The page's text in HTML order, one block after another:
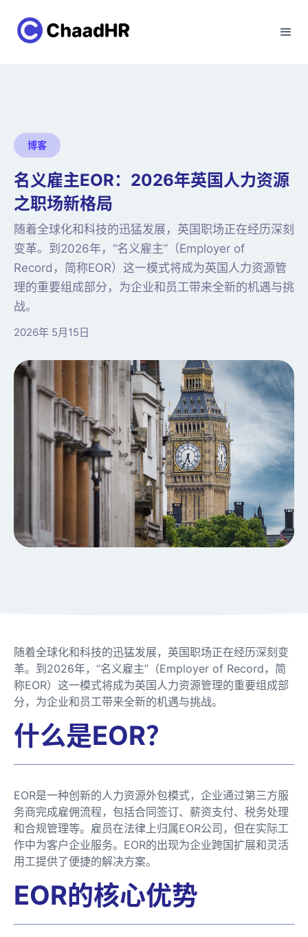
博客
名义雇主EOR：2026年英国人力资源
之职场新格局
随着全球化和科技的迅猛发展，英国职场正在经历深刻
变革。到2026年，“名义雇主”（Employer of
Record，简称EOR）这一模式将成为英国人力资源管
理的重要组成部分，为企业和员工带来全新的机遇与挑
战。
2026年 5月15日
随着全球化和科技的迅猛发展，英国职场正在经历深刻变
革。到2026年，“名义雇主”（Employer of Record，简
称EOR）这一模式将成为英国人力资源管理的重要组成部
分，为企业和员工带来全新的机遇与挑战。
什么是EOR？
EOR是一种创新的人力资源外包模式，企业通过第三方服
务商完成雇佣流程，包括合同签订、薪资支付、税务处理
和合规管理等。雇员在法律上归属EOR公司，但在实际工
作中为客户企业服务。EOR的出现为企业跨国扩展和灵活
用工提供了便捷的解决方案。
EOR的核心优势